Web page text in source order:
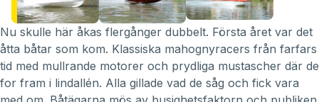
Nu skulle här åkas flergånger dubbelt. Första året var det
åtta båtar som kom. Klassiska mahognyracers från farfars
tid med mullrande motorer och prydliga mustascher där de
for fram i lindallén. Alla gillade vad de såg och fick vara